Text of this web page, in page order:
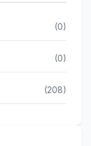
(0)
(0)
(208)